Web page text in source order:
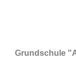
Grundschule